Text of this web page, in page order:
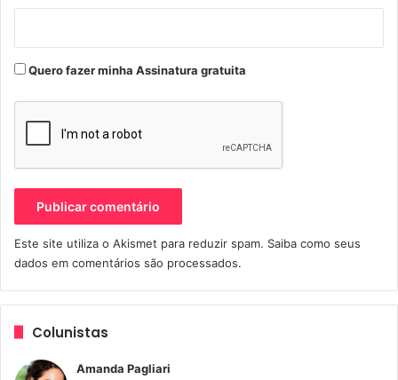
Você encontra no sitewww.motomulher.com.br
Até R$200
Quero fazer minha Assinatura gratuita
Este site utiliza o Akismet para reduzir spam. Saiba como seus
dados em comentários são processados.
Colunistas
Amanda Pagliari